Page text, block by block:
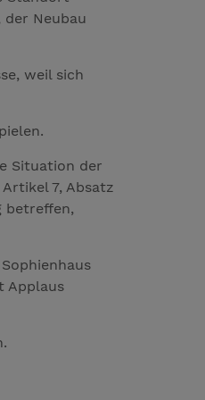
Neubau
weil sich
Situation der
7, Absatz
betreffen,
Applaus